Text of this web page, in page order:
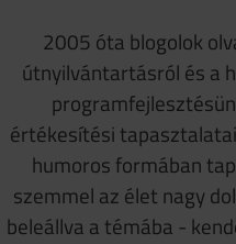
2005 óta blogolok
útnyilvántartásról és a
értékesítési
humoros formában
szemmel az élet nagy
beleállva a témába -